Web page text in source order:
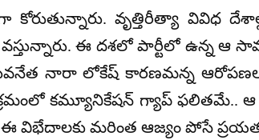
వృత్తిరీత్యా వివిధ
వస్తున్నారు. ఈ దశలో పార్టీలో ఉన్న ఆ
నారా లోకేష్ కారణమన్న
క్రమంలో కమ్యూనికేషన్ గ్యాప్ ఫలితమే..
విభేదాలకు మరింత ఆజ్యం పోసే